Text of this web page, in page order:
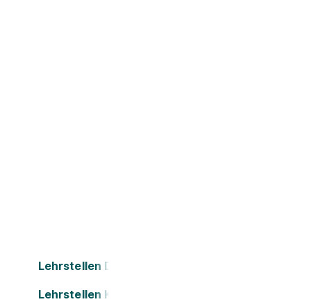
Lehrstellen Dornbirn
Lehrstellen Kapfenberg